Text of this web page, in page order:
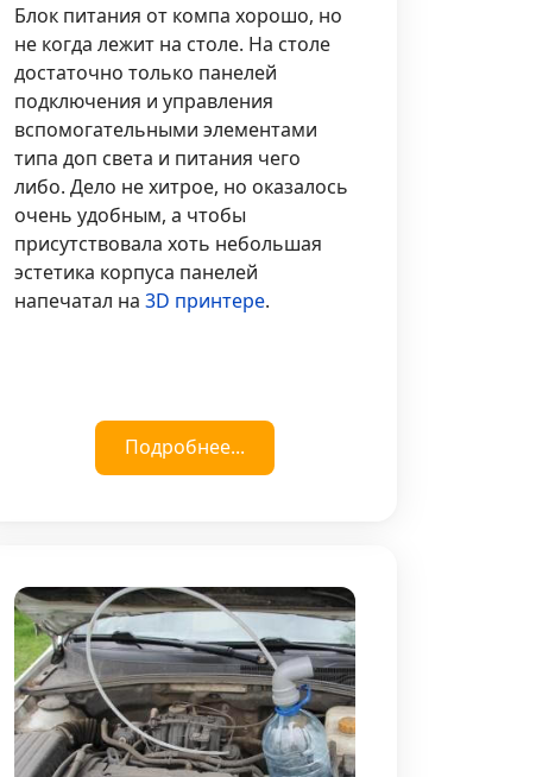
Блок питания от компа хорошо, но
не когда лежит на столе. На столе
достаточно только панелей
подключения и управления
вспомогательными элементами
типа доп света и питания чего
либо. Дело не хитрое, но оказалось
очень удобным, а чтобы
присутствовала хоть небольшая
эстетика корпуса панелей
напечатал на3D принтере.
Подробнее...